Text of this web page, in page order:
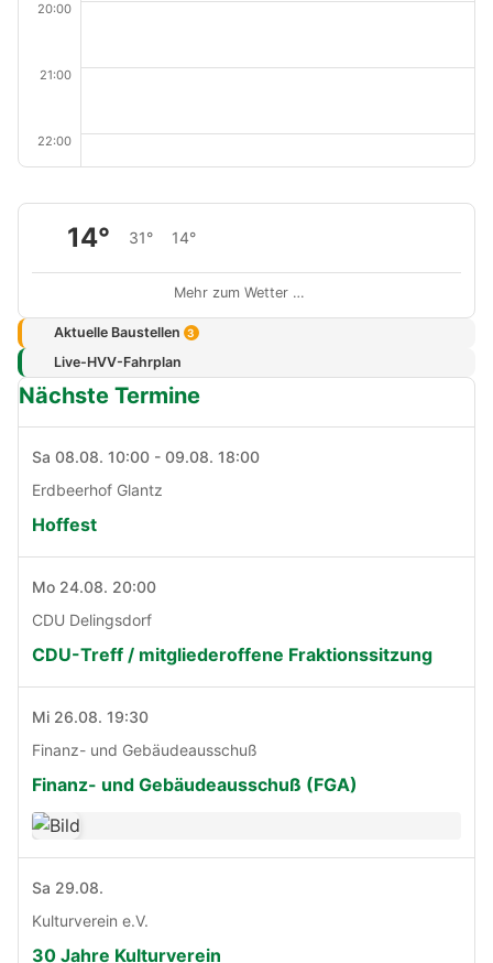
20:00
21:00
22:00
14° 31° 14°
Mehr zum Wetter …
Aktuelle Baustellen 3
Live-HVV-Fahrplan
Nächste Termine
Sa 08.08. 10:00 - 09.08. 18:00
Erdbeerhof Glantz
Hoffest
Mo 24.08. 20:00
CDU Delingsdorf
CDU-Treff / mitgliederoffene Fraktionssitzung
Mi 26.08. 19:30
Finanz- und Gebäudeausschuß
Finanz- und Gebäudeausschuß (FGA)
Sa 29.08.
Kulturverein e.V.
30 Jahre Kulturverein